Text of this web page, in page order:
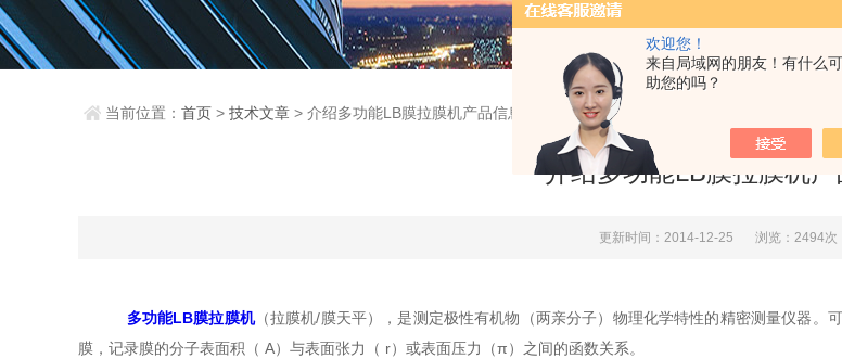
欢迎您！
来自局域网的朋友！有什么
助您的吗？
当前位置： 首页 > 技术文章 > 介绍多功能LB膜拉膜机产品信息
介绍多功能LB膜拉膜机产
更新时间：2014-12-25 浏览：2494次
多功能LB膜拉膜机（拉膜机/膜天平），是测定极性有机物（两亲分子）物理化学特性的精密测量仪器
膜，记录膜的分子表面积（ A）与表面张力（ r）或表面压力（π）之间的函数关系。